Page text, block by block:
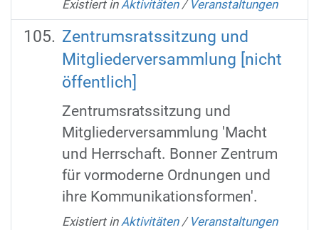
Existiert in Aktivitäten / Veranstaltungen
Zentrumsratssitzung und
Mitgliederversammlung [nicht
öffentlich]
Zentrumsratssitzung und
Mitgliederversammlung 'Macht
und Herrschaft. Bonner Zentrum
für vormoderne Ordnungen und
ihre Kommunikationsformen'.
Existiert in Aktivitäten / Veranstaltungen